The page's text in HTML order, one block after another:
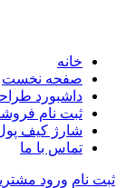
خانه
صفحه نخست
داشبورد
ثبت نام
شارژ کیف
تماس با ما
ثبت نام ورود